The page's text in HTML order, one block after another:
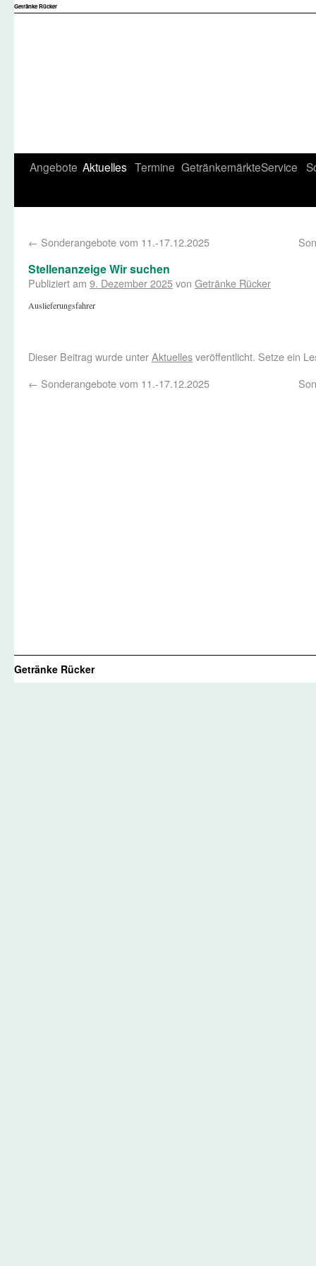
Getränke Rücker
Angebote Aktuelles Termine GetränkemärkteService
← Sonderangebote vom 11.-17.12.2025
Stellenanzeige Wir suchen
Publiziert am 9. Dezember 2025von Getränke Rücker
Auslieferungsfahrer
Dieser Beitrag wurde unterAktuellesveröffentlicht. Setze ein
← Sonderangebote vom 11.-17.12.2025
Getränke Rücker